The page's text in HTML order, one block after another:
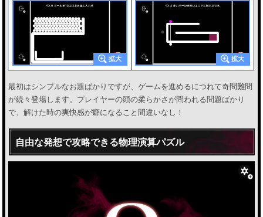
最初はシンプルなお題ばかりですが、ゲームを進めるにつれて奇問難問
が続々登場します。プレイヤーの頭の柔らかさが問われる問題ばかり
で、解けた時の爽快感が癖になること間違いなし！
自由な発想で攻略できる物理演算パズル